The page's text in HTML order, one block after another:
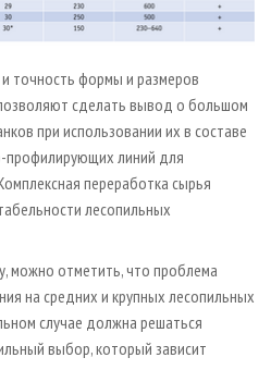
точность формы и размеров
сделать вывод о большом
при использовании их в составе
профилирующих линий для
переработка сырья
лесопильных
можно отметить, что проблема
на средних и крупных лесопильных
случае должна решаться
выбор, который зависит